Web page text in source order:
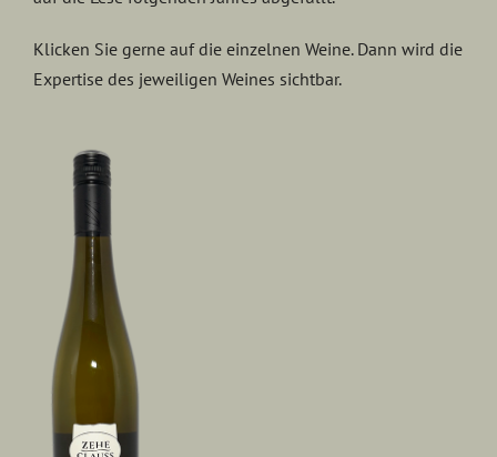
Klicken Sie gerne auf die einzelnen Weine. Dann wird die
Expertise des jeweiligen Weines sichtbar.